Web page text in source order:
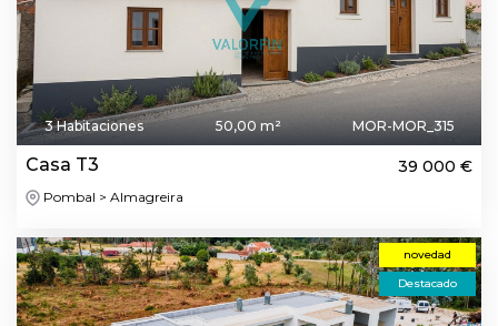
3 Habitaciones 50,00 m² MOR-MOR_315
Casa T3 39 000 €
Pombal > Almagreira
novedad
Destacado